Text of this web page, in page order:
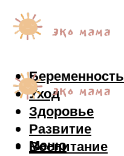
Беременность
Уход
Здоровье
Развитие
Воспитание
Меню